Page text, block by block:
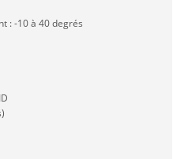
: -10 à 40 degrés